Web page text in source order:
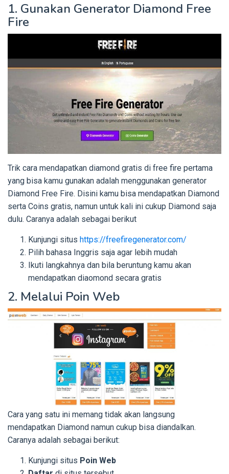
1. Gunakan Generator Diamond Free
Fire
Trik cara mendapatkan diamond gratis di free fire pertama
yang bisa kamu gunakan adalah menggunakan generator
Diamond Free Fire. Disini kamu bisa mendapatkan Diamond
serta Coins gratis, namun untuk kali ini cukup Diamond saja
dulu. Caranya adalah sebagai berikut
Kunjungi situs https://freefiregenerator.com/
Pilih bahasa Inggris saja agar lebih mudah
Ikuti langkahnya dan bila beruntung kamu akan
mendapatkan diaomond secara gratis
2. Melalui Poin Web
Cara yang satu ini memang tidak akan langsung
mendapatkan Diamond namun cukup bisa diandalkan.
Caranya adalah sebagai berikut:
Kunjungi situs Poin Web